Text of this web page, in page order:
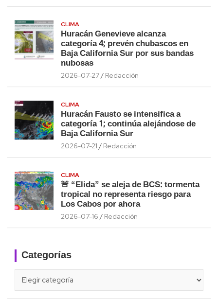
CLIMA
Huracán Genevieve alcanza
categoría 4; prevén chubascos en
Baja California Sur por sus bandas
nubosas
2026-07-27 Redacción
CLIMA
Huracán Fausto se intensifica a
categoría 1; continúa alejándose de
Baja California Sur
2026-07-21 Redacción
CLIMA
🚨 “Elida” se aleja de BCS: tormenta
tropical no representa riesgo para
Los Cabos por ahora
2026-07-16 Redacción
Categorías